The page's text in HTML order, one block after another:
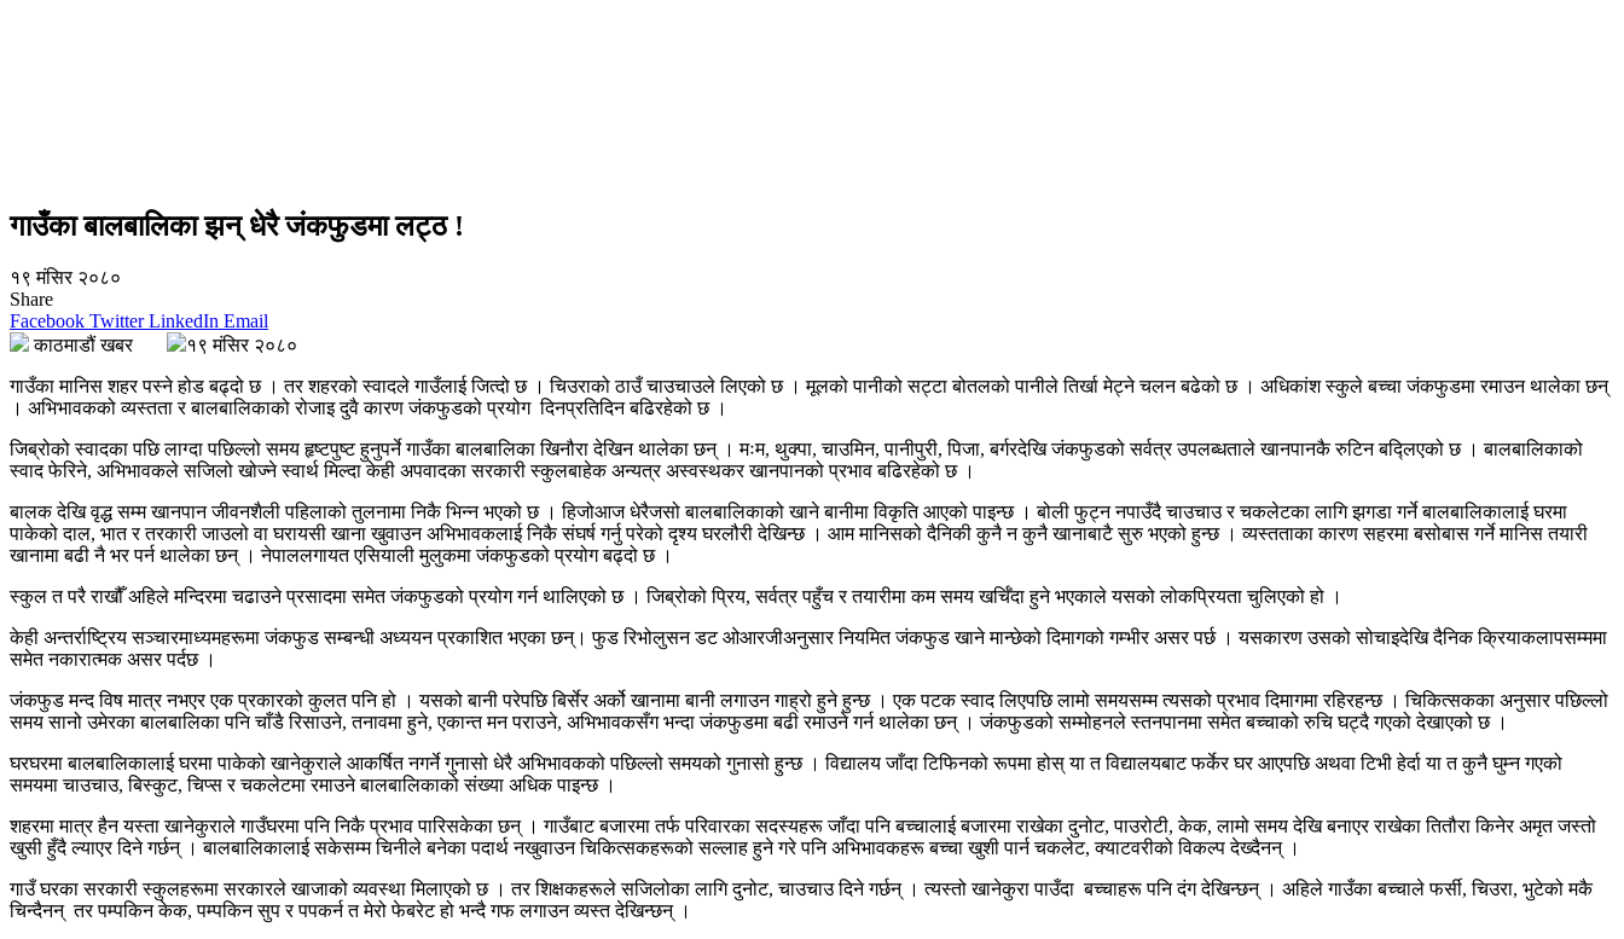
गाउँका बालबालिका झन् धेरै जंकफुडमा लट्ठ !
१९ मंसिर २०८०
Share
Facebook Twitter LinkedIn Email
काठमाडौं खबर
१९ मंसिर २०८०
गाउँका मानिस शहर पस्ने होड बढ्दो छ । तर शहरको स्वादले गाउँलाई जित्दो छ । चिउराको ठाउँ चाउचाउले लिएको छ । मूलको पानीको सट्टा बोतलको पानीले तिर्खा मेट्ने चलन बढेको छ । अधिकांश स्कुले बच्चा जंकफुडमा रमाउन थालेका छन्
। अभिभावकको व्यस्तता र बालबालिकाको रोजाइ दुवै कारण जंकफुडको प्रयोग दिनप्रतिदिन बढिरहेको छ ।
जिब्रोको स्वादका पछि लाग्दा पछिल्लो समय हृष्टपुष्ट हुनुपर्ने गाउँका बालबालिका खिनौरा देखिन थालेका छन् । मःम, थुक्पा, चाउमिन, पानीपुरी, पिजा, बर्गरदेखि जंकफुडको सर्वत्र उपलब्धताले खानपानकै रुटिन बद्लिएको छ । बालबालिकाको
स्वाद फेरिने, अभिभावकले सजिलो खोज्ने स्वार्थ मिल्दा केही अपवादका सरकारी स्कुलबाहेक अन्यत्र अस्वस्थकर खानपानको प्रभाव बढिरहेको छ ।
बालक देखि वृद्ध सम्म खानपान जीवनशैली पहिलाको तुलनामा निकै भिन्न भएको छ । हिजोआज धेरैजसो बालबालिकाको खाने बानीमा विकृति आएको पाइन्छ । बोली फुट्न नपाउँदै चाउचाउ र चकलेटका लागि झगडा गर्ने बालबालिकालाई घरमा
पाकेको दाल, भात र तरकारी जाउलो वा घरायसी खाना खुवाउन अभिभावकलाई निकै संघर्ष गर्नु परेको दृश्य घरलौरी देखिन्छ । आम मानिसको दैनिकी कुनै न कुनै खानाबाटै सुरु भएको हुन्छ । व्यस्तताका कारण सहरमा बसोबास गर्ने मानिस तयारी
खानामा बढी नै भर पर्न थालेका छन् । नेपाललगायत एसियाली मुलुकमा जंकफुडको प्रयोग बढ्दो छ ।
स्कुल त परै राखौँ अहिले मन्दिरमा चढाउने प्रसादमा समेत जंकफुडको प्रयोग गर्न थालिएको छ । जिब्रोको प्रिय, सर्वत्र पहुँच र तयारीमा कम समय खर्चिँदा हुने भएकाले यसको लोकप्रियता चुलिएको हो ।
केही अन्तर्राष्ट्रिय सञ्चारमाध्यमहरूमा जंकफुड सम्बन्धी अध्ययन प्रकाशित भएका छन्। फुड रिभोलुसन डट ओआरजीअनुसार नियमित जंकफुड खाने मान्छेको दिमागको गम्भीर असर पर्छ । यसकारण उसको सोचाइदेखि दैनिक क्रियाकलापसम्ममा
समेत नकारात्मक असर पर्दछ ।
जंकफुड मन्द विष मात्र नभएर एक प्रकारको कुलत पनि हो । यसको बानी परेपछि बिर्सेर अर्को खानामा बानी लगाउन गाह्रो हुने हुन्छ । एक पटक स्वाद लिएपछि लामो समयसम्म त्यसको प्रभाव दिमागमा रहिरहन्छ । चिकित्सकका अनुसार पछिल्लो
समय सानो उमेरका बालबालिका पनि चाँडै रिसाउने, तनावमा हुने, एकान्त मन पराउने, अभिभावकसँग भन्दा जंकफुडमा बढी रमाउने गर्न थालेका छन् । जंकफुडको सम्मोहनले स्तनपानमा समेत बच्चाको रुचि घट्दै गएको देखाएको छ ।
घरघरमा बालबालिकालाई घरमा पाकेको खानेकुराले आकर्षित नगर्ने गुनासो धेरै अभिभावकको पछिल्लो समयको गुनासो हुन्छ । विद्यालय जाँदा टिफिनको रूपमा होस् या त विद्यालयबाट फर्केर घर आएपछि अथवा टिभी हेर्दा या त कुनै घुम्न गएको
समयमा चाउचाउ, बिस्कुट, चिप्स र चकलेटमा रमाउने बालबालिकाको संख्या अधिक पाइन्छ ।
शहरमा मात्र हैन यस्ता खानेकुराले गाउँघरमा पनि निकै प्रभाव पारिसकेका छन् । गाउँबाट बजारमा तर्फ परिवारका सदस्यहरू जाँदा पनि बच्चालाई बजारमा राखेका दुनोट, पाउरोटी, केक, लामो समय देखि बनाएर राखेका तितौरा किनेर अमृत जस्तो
खुसी हुँदै ल्याएर दिने गर्छन् । बालबालिकालाई सकेसम्म चिनीले बनेका पदार्थ नखुवाउन चिकित्सकहरूको सल्लाह हुने गरे पनि अभिभावकहरू बच्चा खुशी पार्न चकलेट, क्याटवरीको विकल्प देख्दैनन् ।
गाउँ घरका सरकारी स्कुलहरूमा सरकारले खाजाको व्यवस्था मिलाएको छ । तर शिक्षकहरूले सजिलोका लागि दुनोट, चाउचाउ दिने गर्छन् । त्यस्तो खानेकुरा पाउँदा बच्चाहरू पनि दंग देखिन्छन् । अहिले गाउँका बच्चाले फर्सी, चिउरा, भुटेको मकै
चिन्दैनन् तर पम्पकिन केक, पम्पकिन सुप र पपकर्न त मेरो फेबरेट हो भन्दै गफ लगाउन व्यस्त देखिन्छन् ।